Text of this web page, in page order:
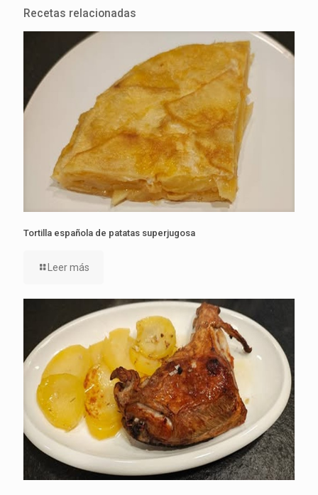
Recetas relacionadas
Tortilla española de patatas superjugosa
Leer más